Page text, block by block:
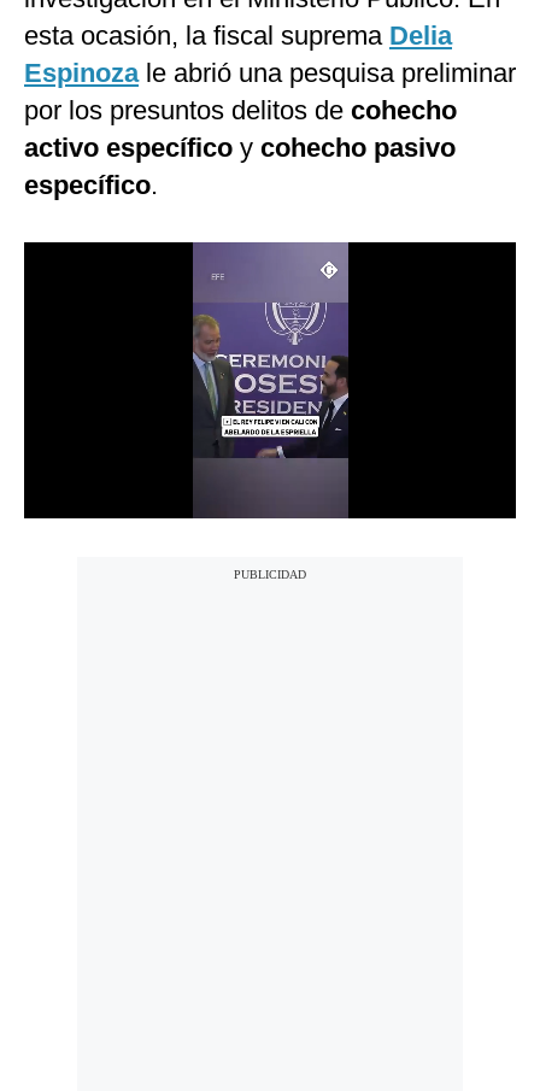
España
Internacional
Tecnología
Club del Suscriptor
esta ocasión, la fiscal suprema Delia
Espinozale abrió una pesquisa preliminar
por los presuntos delitos de cohecho
activo específico y cohecho pasivo
específico.